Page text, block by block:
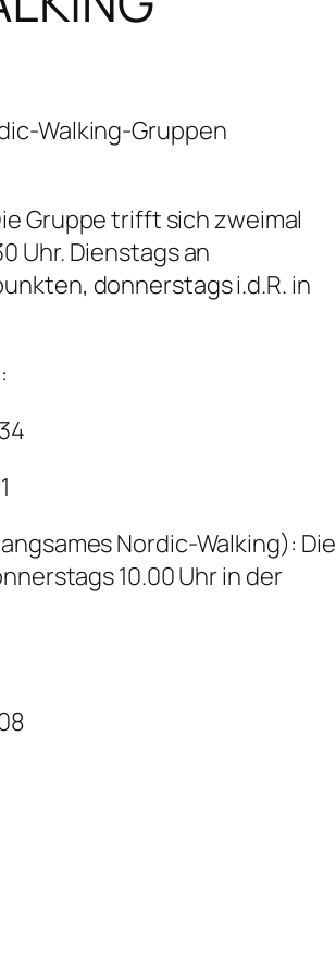
Walking-Gruppen
Gruppe trifft sich zweimal
Uhr. Dienstags an
donnerstags i.d.R. in
Nordic-Walking): Die
10.00 Uhr in der